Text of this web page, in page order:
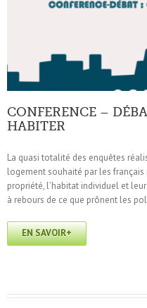
CONFERENCE –
HABITER
La quasi totalité des enquêtes
logement souhaité par les
propriété, l’habitat individuel et
à rebours de ce que prônent les
EN SAVOIR+